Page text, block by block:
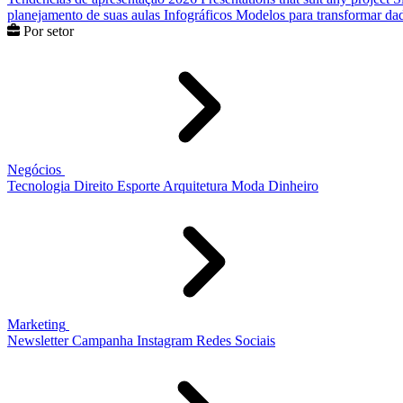
planejamento de suas aulas Infográficos Modelos para transformar
Por setor
Negócios
Tecnologia Direito Esporte Arquitetura Moda Dinheiro
Marketing
Newsletter Campanha Instagram Redes Sociais